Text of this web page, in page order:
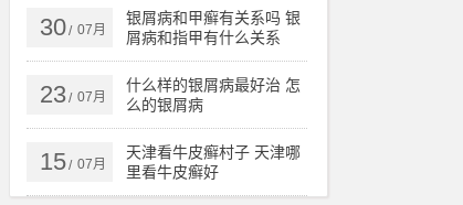
30/ 07月
银屑病和甲癣有关系吗 银
屑病和指甲有什么关系
23/ 07月
什么样的银屑病最好治 怎
么的银屑病
15/ 07月
天津看牛皮癣村子 天津哪
里看牛皮癣好